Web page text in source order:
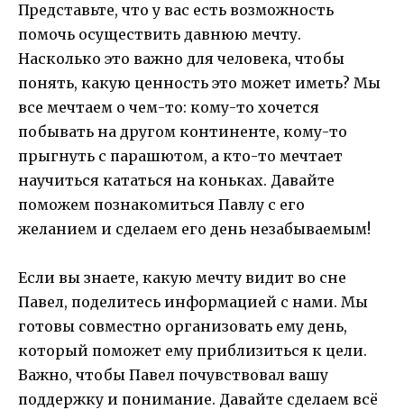
Представьте, что у вас есть возможность
помочь осуществить давнюю мечту.
Насколько это важно для человека, чтобы
понять, какую ценность это может иметь? Мы
все мечтаем о чем-то: кому-то хочется
побывать на другом континенте, кому-то
прыгнуть с парашютом, а кто-то мечтает
научиться кататься на коньках. Давайте
поможем познакомиться Павлу с его
желанием и сделаем его день незабываемым!
Если вы знаете, какую мечту видит во сне
Павел, поделитесь информацией с нами. Мы
готовы совместно организовать ему день,
который поможет ему приблизиться к цели.
Важно, чтобы Павел почувствовал вашу
поддержку и понимание. Давайте сделаем всё